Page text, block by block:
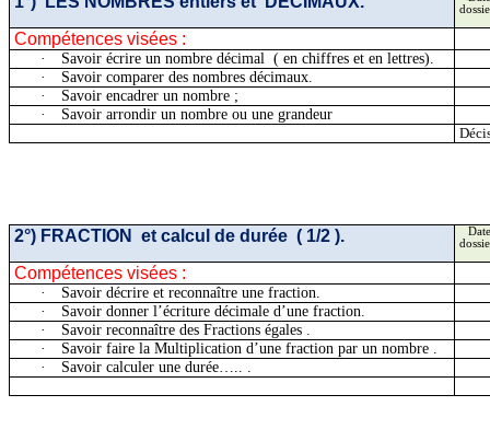
Compétences visées :
· Savoir écrire un nombre décimal ( en chiffres et en lettres).
·
Savoir comparer des nombres décimaux.
·
Savoir encadrer un nombre ;
·
Savoir arrondir un nombre ou une grandeur
2°) FRACTION et calcul de durée ( 1/2 ).
Compétences visées :
·
Savoir décrire et reconnaître une fraction.
·
Savoir donner l’écriture décimale d’une fraction.
·
Savoir reconnaître des Fractions égales .
·
Savoir faire la Multiplication d’une fraction par un nombre .
·
Savoir calculer une durée….. .